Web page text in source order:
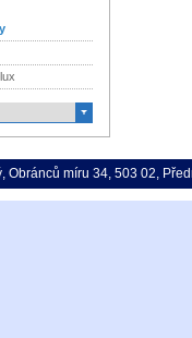
Obránců míru 34, 503 02,